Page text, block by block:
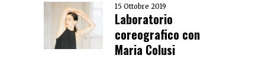
15 Ottobre 2019
Laboratorio
coreografico con
Maria Colusi